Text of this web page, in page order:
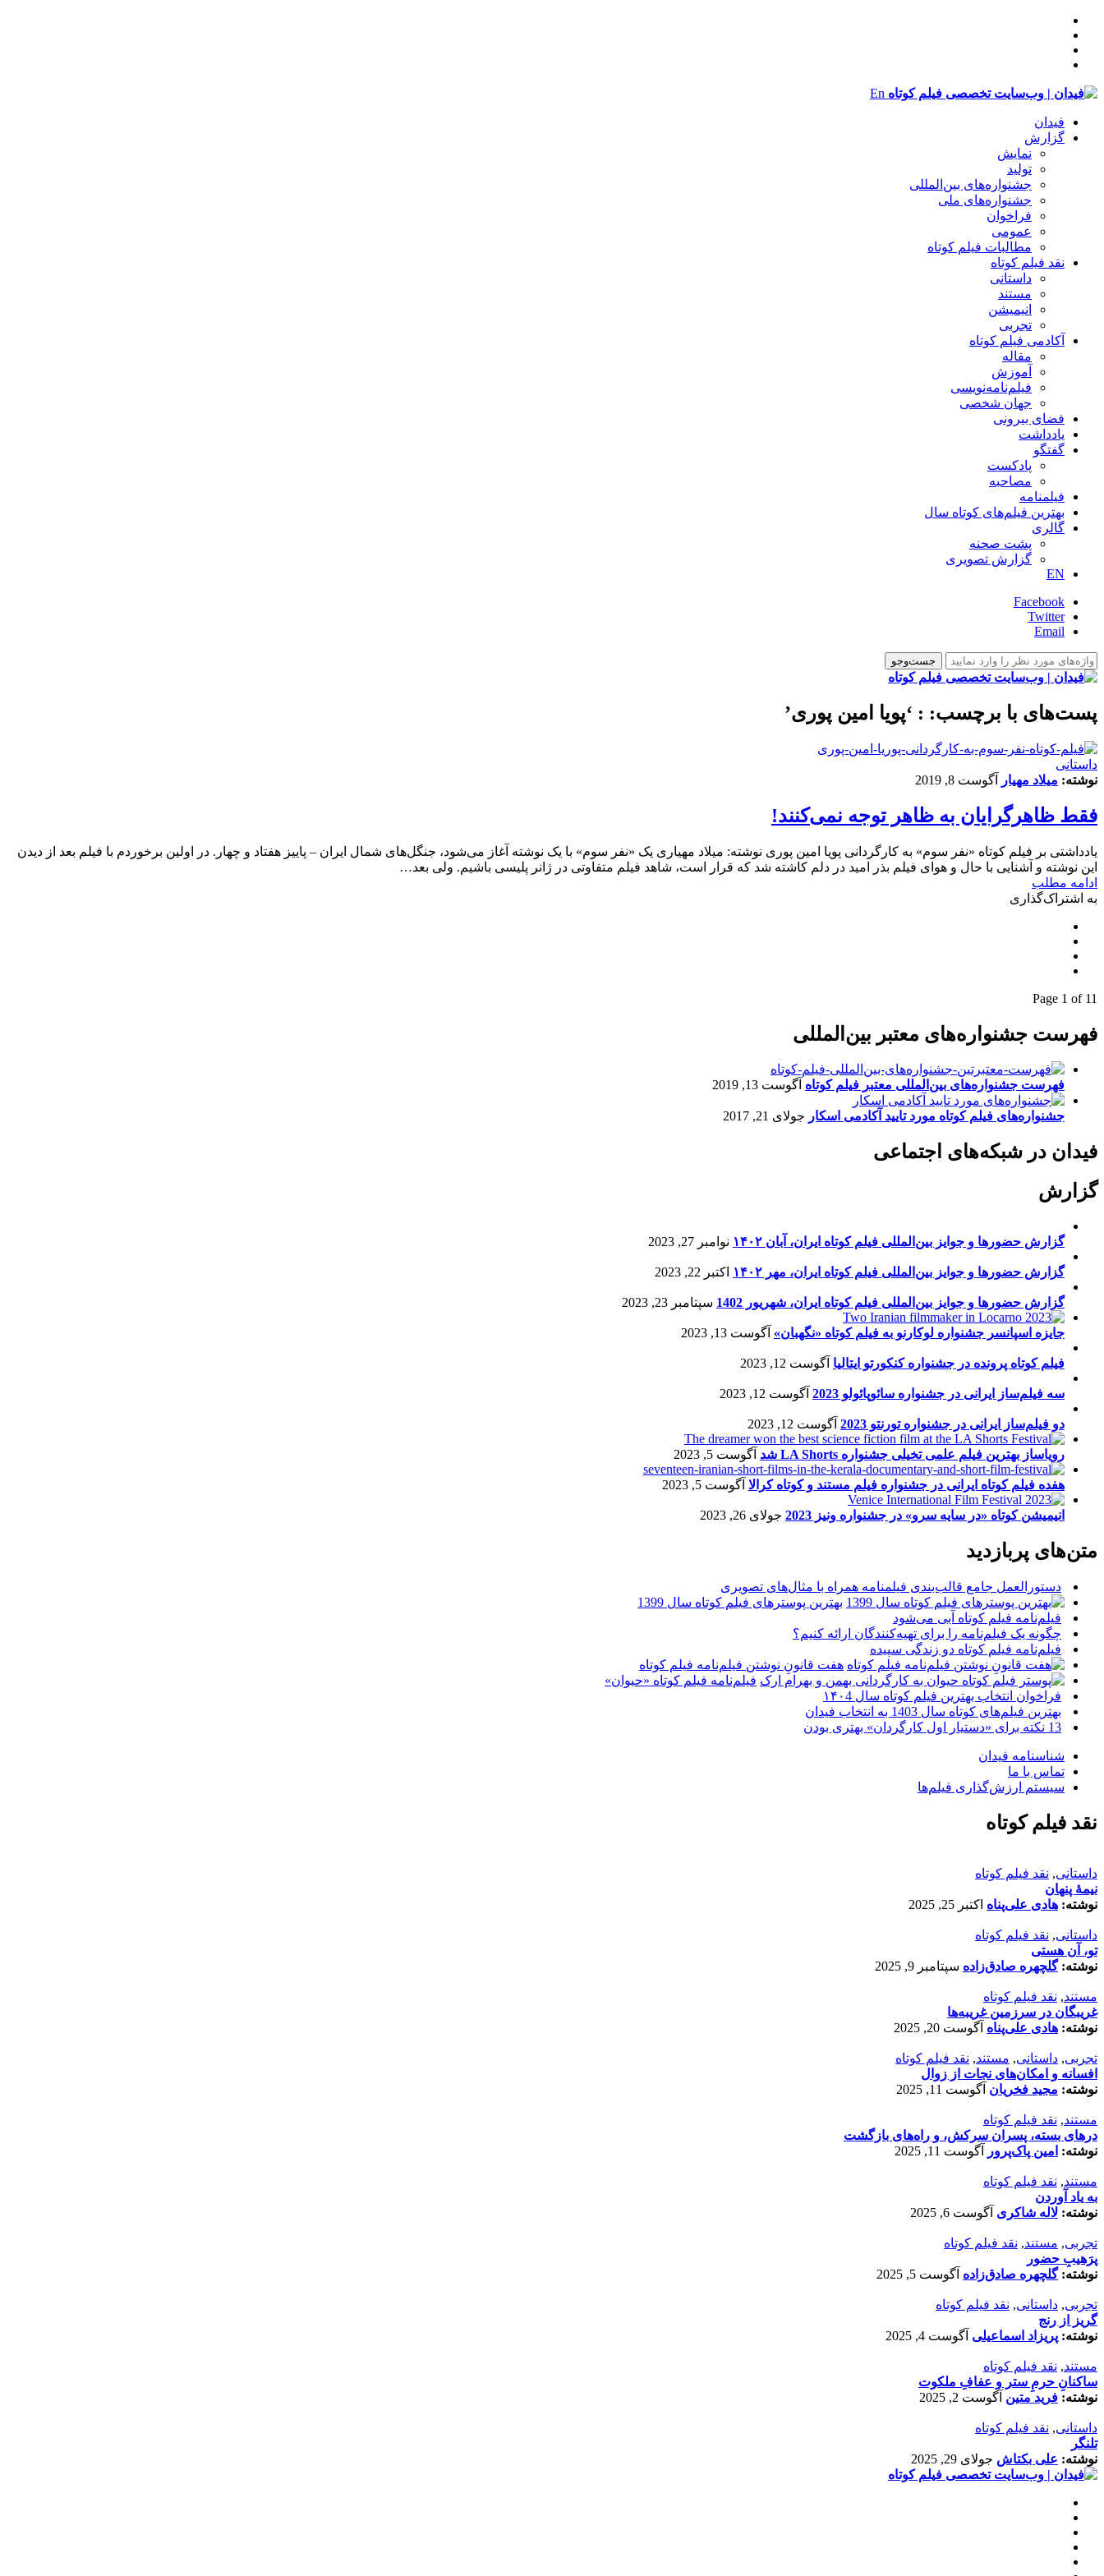
En
فیدان
گزارش
نمایش
تولید
‌‌جشنواره‌های بین‌المللی
جشنواره‌های ملی
فراخوان
عمومی
مطالبات فیلم کوتاه
نقد فیلم کوتاه
داستانی
مستند
انیمیشن
تجربی
آکادمی فیلم کوتاه
مقاله
آموزش
فیلم‌نامه‌نویسی
جهان شخصی
فضای بیرونی
یادداشت
گفتگو
پادکست
مصاحبه
فیلمنامه
بهترین فیلم‌های کوتاه سال
گالری
پشت صحنه
گزارش تصویری
EN
Facebook
Twitter
Email
پست‌های با برچسب: : ‘پویا امین پوری’
داستانی
نوشته: میلاد مهیار آگوست 8, 2019
فقط ظاهرگرایان به ظاهر توجه نمی‌کنند!
یادداشتی بر فیلم کوتاه «نفر سوم» به کارگردانی پویا امین پوری نوشته: میلاد مهیاری یک «نفر سوم» با یک نوشته آغاز می‌شود، جنگل‌های شمال ایران – پاییز هفتاد و چهار. در اولین برخوردم با فیلم بعد از دیدن
این نوشته و آشنایی با حال و هوای فیلم بذر امید در دلم کاشته شد که قرار است، شاهد فیلم متفاوتی در ژانر پلیسی باشیم. ولی بعد…
ادامه مطلب
به اشتراک‌گذاری
Page 1 of 11
فهرست جشنواره‌های معتبر بین‌المللی
فهرست جشنواره‌های بین‌المللی معتبر فیلم کوتاه آگوست 13, 2019
جشنواره‌های فیلم کوتاه مورد تایید آکادمی اسکار جولای 21, 2017
فیدان در شبکه‌های اجتماعی
گزارش
گزارش حضورها و جوایز بین‌المللی فیلم کوتاه ایران، آبان ۱۴۰۲ نوامبر 27, 2023
گزارش حضورها و جوایز بین‌المللی فیلم کوتاه ایران، مهر ۱۴۰۲ اکتبر 22, 2023
گزارش حضورها و جوایز بین‌المللی فیلم کوتاه ایران، شهریور 1402 سپتامبر 23, 2023
جایزه اسپانسر جشنواره لوکارنو به فیلم کوتاه «نگهبان» آگوست 13, 2023
فیلم کوتاه پرونده در جشنواره کنکورتو ایتالیا آگوست 12, 2023
سه فیلم‌ساز ایرانی در جشنواره سائوپائولو 2023 آگوست 12, 2023
دو فیلم‌ساز ایرانی در جشنواره تورنتو 2023 آگوست 12, 2023
رویاساز بهترین فیلم علمی تخیلی جشنواره LA Shorts شد آگوست 5, 2023
هفده فیلم کوتاه ایرانی در جشنواره فیلم مستند و کوتاه کرالا آگوست 5, 2023
انیمیشن کوتاه «در سایه سرو» در جشنواره ونیز 2023 جولای 26, 2023
متن‌های پربازدید
دستورالعمل جامع قالب‌بندی فیلمنامه همراه با مثال‌های تصویری
بهترین پوسترهای فیلم کوتاه سال 1399
فیلم‌نامه فیلم کوتاه آبی می‌شود
چگونه یک فیلم‌نامه را برای تهیه‌کنندگان ارائه کنیم؟
فیلم‌نامه فیلم کوتاه دو زندگی سپیده
هفت قانونِ نوشتن فیلم‌نامه فیلم کوتاه
فیلم‌نامه فیلم کوتاه «حیوان»
فراخوان انتخاب بهترین فیلم کوتاه سال ۱۴۰4
بهترین فیلم‌های کوتاه سال 1403 به انتخاب فیدان
13 نکته برای «دستیار اول کارگردان» بهتری بودن
شناسنامه فیدان
تماس با ما
سیستم ارزش‌گذاری فیلم‌ها
نقد فیلم کوتاه
داستانی, نقد فیلم کوتاه
نیمۀ پنهان
نوشته: هادی علی‌پناه اکتبر 25, 2025
داستانی, نقد فیلم کوتاه
تو، آن هستی
نوشته:گلچهره صادق‌زاده سپتامبر 9, 2025
مستند, نقد فیلم کوتاه
غریبگان در سرزمین غریبه‌ها
نوشته: هادی علی‌پناه آگوست 20, 2025
تجربی, داستانی, مستند, نقد فیلم کوتاه
افسانه‌ و امکان‌های نجات از زوال
نوشته: مجید فخریان آگوست 11, 2025
مستند, نقد فیلم کوتاه
درهای بسته، پسران سرکش، و راه‌های بازگشت
نوشته: امین پاک‌پرور آگوست 11, 2025
مستند, نقد فیلم کوتاه
به یاد آوردن
نوشته: لاله شاکری آگوست 6, 2025
تجربی, مستند, نقد فیلم کوتاه
پرَهیب‌ِ حضور
نوشته:گلچهره صادق‌زاده آگوست 5, 2025
تجربی, داستانی, نقد فیلم کوتاه
گریز از رنج
نوشته: پریزاد اسماعیلی آگوست 4, 2025
مستند, نقد فیلم کوتاه
ساکنانِ حرمِ ستر و عفافِ ملکوت
نوشته: فرید متین آگوست 2, 2025
داستانی, نقد فیلم کوتاه
تلنگر
نوشته: علی بکتاش جولای 29, 2025